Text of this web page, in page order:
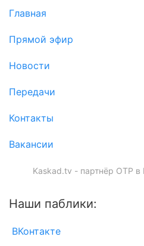
Главная
Прямой эфир
Новости
Передачи
Контакты
Вакансии
Kaskad.tv - партнёр ОТР в
Наши паблики:
ВКонтакте